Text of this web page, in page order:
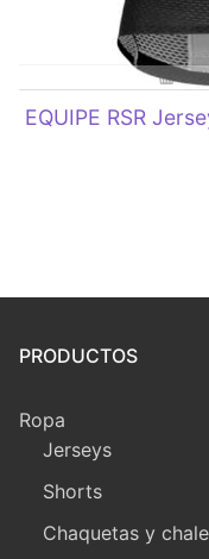
EQUIPE RSR
PRODUCTOS
Ropa
Jerseys
Shorts
Chaquetas y